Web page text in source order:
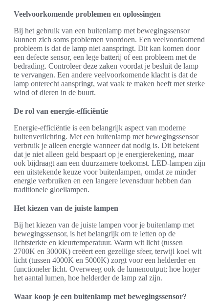
Veelvoorkomende problemen en oplossingen
Bij het gebruik van een buitenlamp met bewegingssensor
kunnen zich soms problemen voordoen. Een veelvoorkomend
probleem is dat de lamp niet aanspringt. Dit kan komen door
een defecte sensor, een lege batterij of een probleem met de
bedrading. Controleer deze zaken voordat je besluit de lamp
te vervangen. Een andere veelvoorkomende klacht is dat de
lamp onterecht aanspringt, wat vaak te maken heeft met sterke
wind of dieren in de buurt.
De rol van energie-efficiëntie
Energie-efficiëntie is een belangrijk aspect van moderne
buitenverlichting. Met een buitenlamp met bewegingssensor
verbruik je alleen energie wanneer dat nodig is. Dit betekent
dat je niet alleen geld bespaart op je energierekening, maar
ook bijdraagt aan een duurzamere toekomst. LED-lampen zijn
een uitstekende keuze voor buitenlampen, omdat ze minder
energie verbruiken en een langere levensduur hebben dan
traditionele gloeilampen.
Het kiezen van de juiste lampen
Bij het kiezen van de juiste lampen voor je buitenlamp met
bewegingssensor, is het belangrijk om te letten op de
lichtsterkte en kleurtemperatuur. Warm wit licht (tussen
2700K en 3000K) creëert een gezellige sfeer, terwijl koel wit
licht (tussen 4000K en 5000K) zorgt voor een helderder en
functioneler licht. Overweeg ook de lumenoutput; hoe hoger
het aantal lumen, hoe helderder de lamp zal zijn.
Waar koop je een buitenlamp met bewegingssensor?